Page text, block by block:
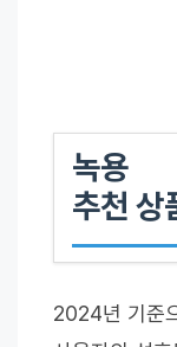
녹용
추천 상
2024년 기준